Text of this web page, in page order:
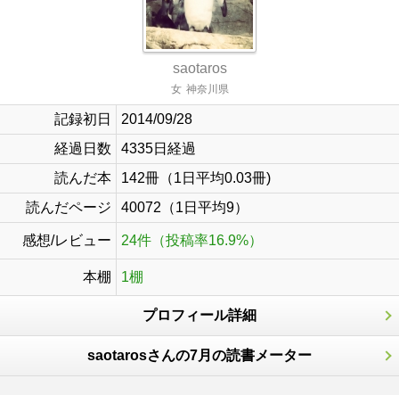
saotaros
女 神奈川県
記録初日
2014/09/28
経過日数
4335日経過
読んだ本
142冊（1日平均0.03冊)
読んだページ
40072（1日平均9）
感想/レビュー 24件（投稿率16.9%）
本棚 1棚
プロフィール詳細
saotarosさんの7月の読書メーター